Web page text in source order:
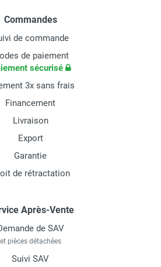
Commandes
de commande
de paiement
sécurisé
3x sans frais
Financement
Livraison
Export
Garantie
de rétractation
Après-Vente
de SAV
et pièces détachées
Suivi SAV